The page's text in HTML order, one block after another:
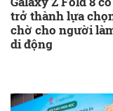
trở thành lựa
chờ cho người
di động